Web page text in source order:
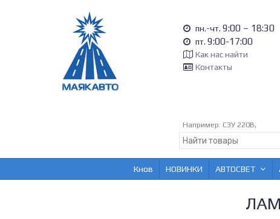
пн.-чт. 9:00 – 18:30
пт. 9:00-17:00
Как нас найти
Контакты
Например: СЗУ 220В,
Кнов НОВИНКИ АВТОСВЕТ